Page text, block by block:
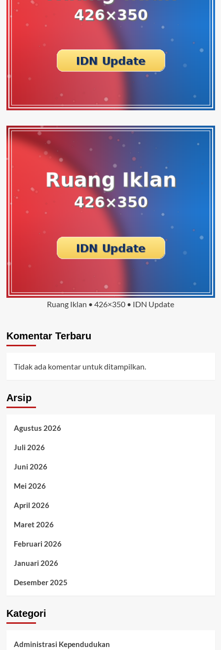
Ruang Iklan • 426×350 • IDN Update
Komentar Terbaru
Tidak ada komentar untuk ditampilkan.
Arsip
Agustus 2026
Juli 2026
Juni 2026
Mei 2026
April 2026
Maret 2026
Februari 2026
Januari 2026
Desember 2025
Kategori
Administrasi Kependudukan